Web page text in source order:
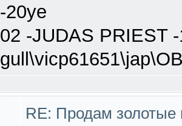
-20уе
02 -JUDAS PRIEST
RE: Продам